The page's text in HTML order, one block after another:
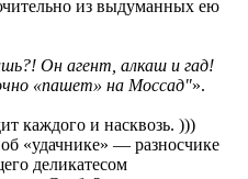
из выдуманных ею
Он агент, алкаш и гад!
«пашет» на Моссад"».
каждого и насквозь. )))
«удачнике» — разносчике
деликатесом